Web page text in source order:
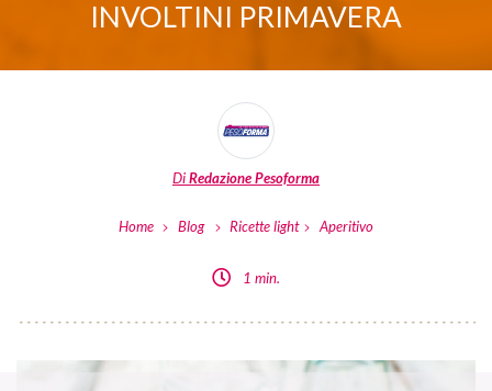
INVOLTINI PRIMAVERA
DiRedazione Pesoforma
Home Blog Ricette light Aperitivo
1 min.